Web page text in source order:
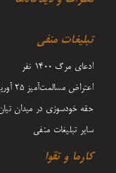
تبلیغات منفی
ادعای مرگ 1400 نفر
اعتراض مسالمت‌آمیز ۲۵ آوریل ۱۹۹۹
حقه خودسوزی در میدان
سایر تبلیغات منفی
کارما و تقوا